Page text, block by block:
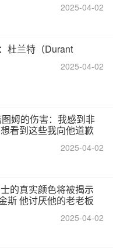
2025-04-02
杜兰特（Durant
2025-04-02
姆的伤害：我感到非
看到这些我向他道歉
2025-04-02
的真实颜色将被揭示
斯 他讨厌他的老老板
2025-04-02